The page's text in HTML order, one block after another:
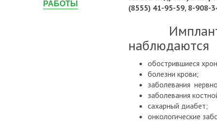
РАБОТЫ
(8555) 41-95-59, 8-908-
наблюдаются
обострившиеся
болезни крови;
заболевания
заболевания
сахарный диабет;
онкологические